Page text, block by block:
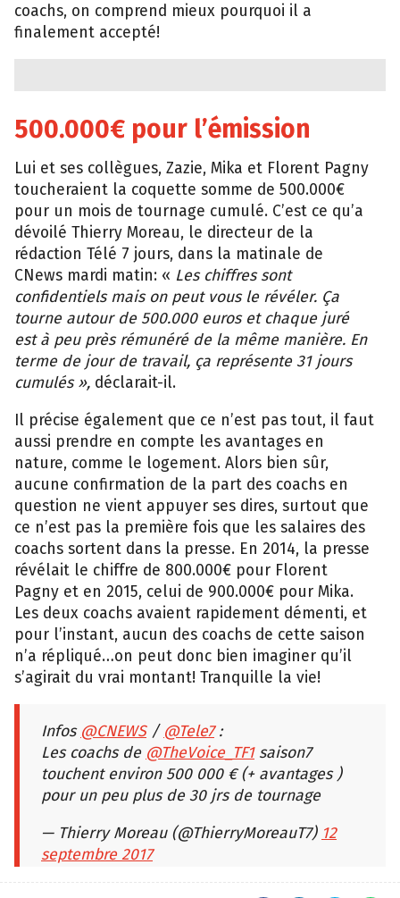
coachs, on comprend mieux pourquoi il a
finalement accepté!
500.000€ pour l’émission
Lui et ses collègues, Zazie, Mika et Florent Pagny
toucheraient la coquette somme de 500.000€
pour un mois de tournage cumulé. C’est ce qu’a
dévoilé Thierry Moreau, le directeur de la
rédaction Télé 7 jours, dans la matinale de
CNews mardi matin: « Les chiffres sont
confidentiels mais on peut vous le révéler. Ça
tourne autour de 500.000 euroset chaque juré
est à peu près rémunéré de la même manière. En
terme de jour de travail, ça représente 31 jours
cumulés », déclarait-il.
Il précise également que ce n’est pas tout, il faut
aussi prendre en compte les avantages en
nature, comme le logement. Alors bien sûr,
aucune confirmation de la part des coachs en
question ne vient appuyer ses dires, surtout que
ce n’est pas la première fois que les salaires des
coachs sortent dans la presse. En 2014, la presse
révélait le chiffre de 800.000€ pour Florent
Pagny et en 2015, celui de 900.000€ pour Mika.
Les deux coachs avaient rapidement démenti, et
pour l’instant, aucun des coachs de cette saison
n’a répliqué…on peut donc bien imaginer qu’il
s’agirait du vrai montant! Tranquille la vie!
Infos @CNEWS/ @Tele7:
Les coachs de @TheVoice_TF1saison7
touchent environ 500 000 € (+ avantages )
pour un peu plus de 30 jrs de tournage
— Thierry Moreau (@ThierryMoreauT7) 12
septembre 2017